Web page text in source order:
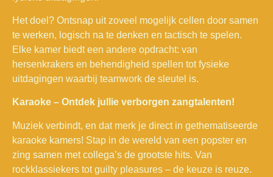
Het doel? Ontsnap uit zoveel mogelijk cellen door samen
te werken, logisch na te denken en tactisch te spelen.
Elke kamer biedt een andere opdracht: van
hersenkrakers en behendigheid spellen tot fysieke
uitdagingen waarbij teamwork de sleutel is.
Karaoke – Ontdek jullie verborgen zangtalenten!
Muziek verbindt, en dat merk je direct in gethematiseerde
karaoke kamers! Stap in de wereld van een popster en
zing samen met collega’s de grootste hits. Van
rockklassiekers tot guilty pleasures – de keuze is reuze.